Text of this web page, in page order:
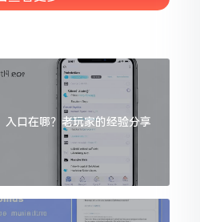
“钱包”而已
口在哪？老玩家的经验分享